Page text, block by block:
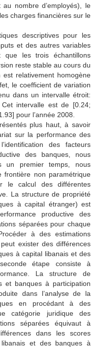
nombre d’employés), le
charges financières sur le
descriptives pour les
et des autres variables
que les trois échantillons
reste stable au cours du
relativement homogène
le coefficient de variation
dans un intervalle étroit:
intervalle est de [0.24;
pour l’année 2008.
plus haut, à savoir
sur la performance des
des facteurs
des banques, nous
un premier temps, nous
frontière non paramétrique
le calcul des différentes
La structure de propriété
à capital étranger) est
productive des
séparées pour chaque
à des estimations
exister des différences
à capital libanais et des
étape consiste à
La structure de
et banques à participation
dans l’analyse de la
en procédant à des
catégorie juridique des
séparées équivaut à
dans les scores
et des banques à